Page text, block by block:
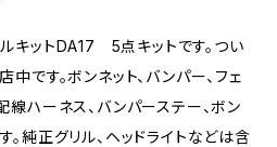
キットDA17 5点キットです。つい
です。ボンネット、バンパー、フェ
線ハーネス、バンパーステー、ボン
。純正グリル、ヘッドライトなどは含